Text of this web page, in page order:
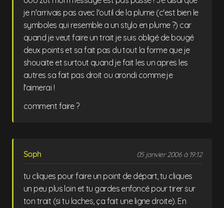
je n'arrivais pas avec l'outil de la plume (c'est bien le
symboles qui resemble a un stylo en plume ?) car
quand je veut faire un trait je suis obligé de bougé
deux points et sa fait pas du tout la forme que je
shouaite et surtout quand je fait les un apres les
autres sa fait pas droit ou arondi comme je
l'aimerai !
comment faire ?
Soph 05 janvier 2006 à 19:12
tu cliques pour faire un point de départ, tu cliques
un peu plus loin et tu gardes enfoncé pour tirer sur
ton trait (si tu laches, ça fait une ligne droite). En